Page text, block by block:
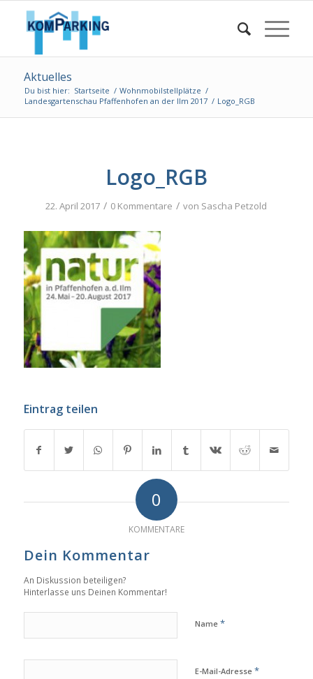
Aktuelles
Du bist hier: Startseite / Wohnmobilstellplätze /
Landesgartenschau Pfaffenhofen an der Ilm 2017 / Logo_RGB
Logo_RGB
22. April 2017 / 0 Kommentare / von Sascha Petzold
Eintrag teilen
0
KOMMENTARE
Dein Kommentar
An Diskussion beteiligen?
Hinterlasse uns Deinen Kommentar!
Name *
E-Mail-Adresse *